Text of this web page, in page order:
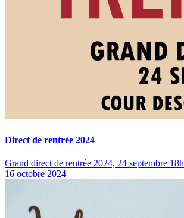
Direct de rentrée 2024
Grand direct de rentrée 2024, 24 septembre 18h
16 octobre 2024